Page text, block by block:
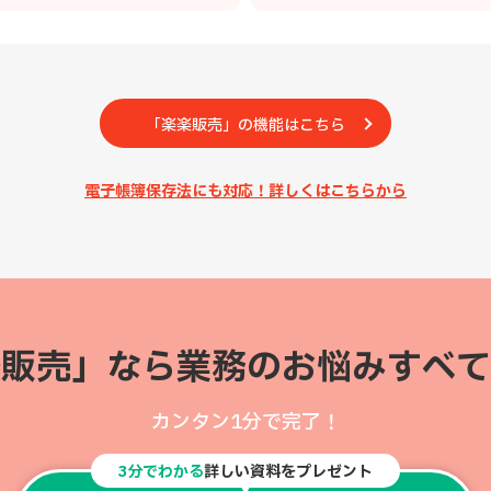
「楽楽販売」の機能はこちら
電子帳簿保存法にも対応！詳しくはこちらから
売」なら業務のお悩みすべ
カンタン1分で完了！
3分でわかる詳しい資料をプレゼント